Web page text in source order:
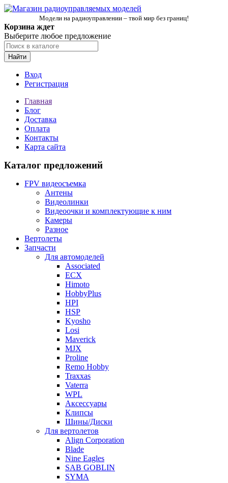
Модели на радиоуправлении – твой мир без границ!
Корзина ждет
Выберите любое предложение
Найти
Вход
Регистрация
Главная
Блог
Доставка
Оплата
Контакты
Карта сайта
Каталог предложений
FPV видеосъемка
Антены
Видеолинки
Видеоочки и комплектующие к ним
Камеры
Разное
Вертолеты
Запчасти
Для автомоделей
Associated
ECX
Himoto
HobbyPlus
HPI
HSP
Kyosho
Losi
Maverick
MJX
Proline
Remo Hobby
Traxxas
Vaterra
WPL
Аксессуары
Клипсы
Шины/Диски
Для вертолетов
Align Corporation
Blade
Nine Eagles
SAB GOBLIN
SYMA